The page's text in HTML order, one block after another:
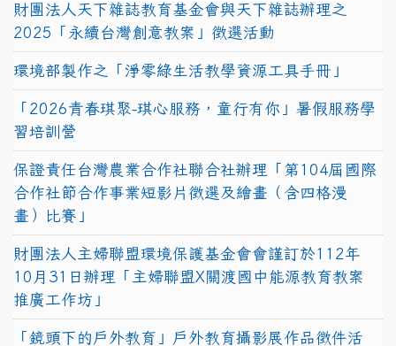
財團法人天下雜誌教育基金會與天下雜誌辦理之
2025「永續台灣創意教案」徵選活動
環境部製作之「淨零綠生活教學資源工具手冊」
「2026青春琪聚-琪心服務，童行有你」暑假服務學
習培訓營
保證責任台灣農業合作社聯合社辦理「第104屆國際
合作社節合作事業短影片徵選及繪畫（含四格漫
畫）比賽」
財團法人主婦聯盟環境保護基金會會謹訂於112年
10月31日辦理「主婦聯盟X關渡國中能源教育教案
推廣工作坊」
「鏡頭下的戶外教育」戶外教育攝影展作品徵件活